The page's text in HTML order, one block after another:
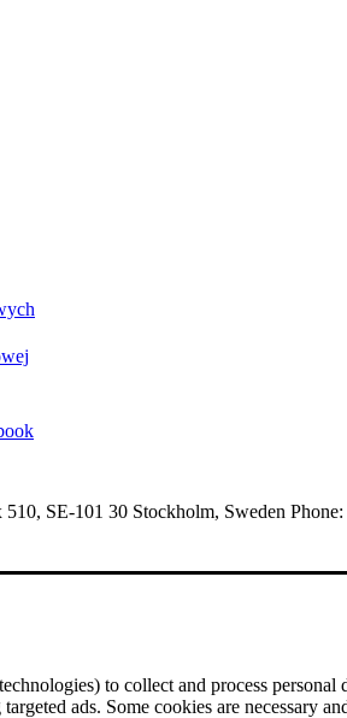
SE-101 30 Stockholm, Sweden Phone:
to collect and process
ads. Some cookies are necessary